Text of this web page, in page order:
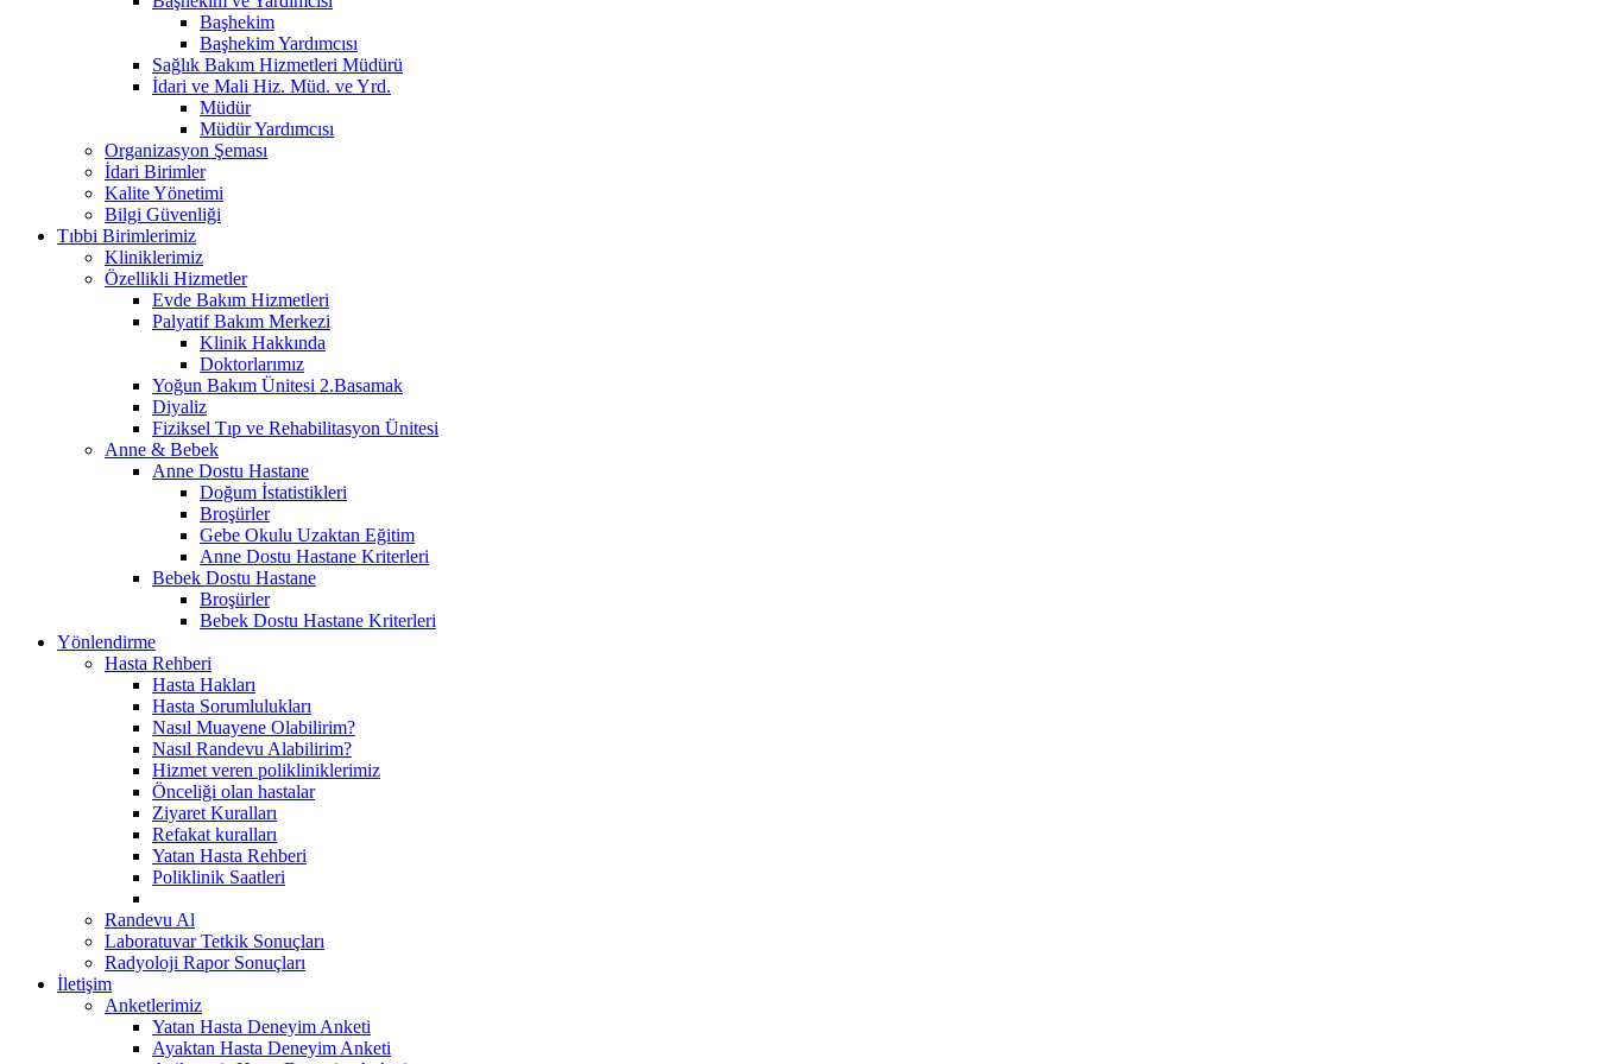
Başhekim
Başhekim Yardımcısı
Sağlık Bakım Hizmetleri Müdürü
İdari ve Mali Hiz. Müd. ve Yrd.
Müdür
Müdür Yardımcısı
Organizasyon Şeması
İdari Birimler
Kalite Yönetimi
Bilgi Güvenliği
Tıbbi Birimlerimiz
Kliniklerimiz
Özellikli Hizmetler
Evde Bakım Hizmetleri
Palyatif Bakım Merkezi
Klinik Hakkında
Doktorlarımız
Yoğun Bakım Ünitesi 2.Basamak
Diyaliz
Fiziksel Tıp ve Rehabilitasyon Ünitesi
Anne & Bebek
Anne Dostu Hastane
Doğum İstatistikleri
Broşürler
Gebe Okulu Uzaktan Eğitim
Anne Dostu Hastane Kriterleri
Bebek Dostu Hastane
Broşürler
Bebek Dostu Hastane Kriterleri
Yönlendirme
Hasta Rehberi
Hasta Hakları
Hasta Sorumlulukları
Nasıl Muayene Olabilirim?
Nasıl Randevu Alabilirim?
Hizmet veren polikliniklerimiz
Önceliği olan hastalar
Ziyaret Kuralları
Refakat kuralları
Yatan Hasta Rehberi
Poliklinik Saatleri
Randevu Al
Laboratuvar Tetkik Sonuçları
Radyoloji Rapor Sonuçları
İletişim
Anketlerimiz
Yatan Hasta Deneyim Anketi
Ayaktan Hasta Deneyim Anketi